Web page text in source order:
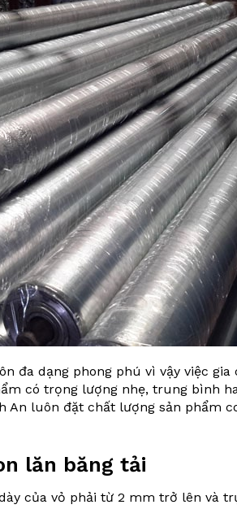
đa dạng phong phú vì vậy việc gia
có trọng lượng nhẹ, trung bình
An luôn đặt chất lượng sản phẩm
lăn băng tải
của vỏ phải từ 2 mm trở lên và